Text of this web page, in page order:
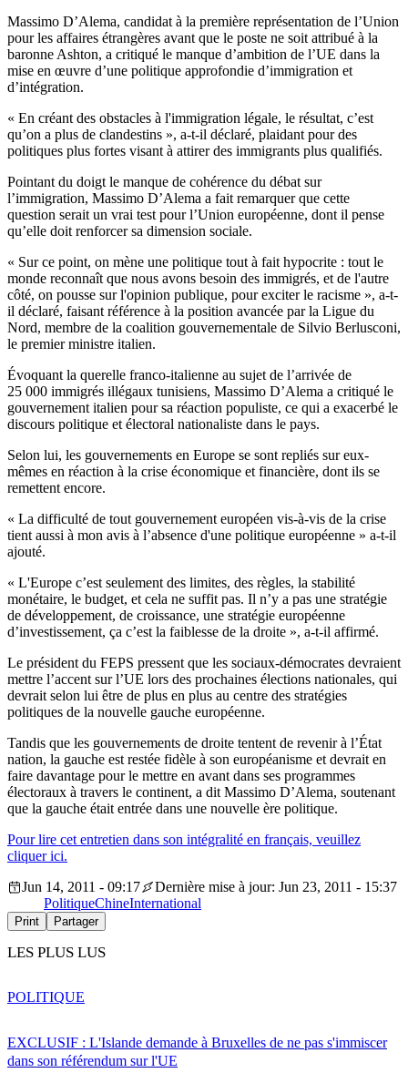
Massimo D’Alema, candidat à la première représentation de l’Union
pour les affaires étrangères avant que le poste ne soit attribué à la
baronne Ashton, a critiqué le manque d’ambition de l’UE dans la
mise en œuvre d’une politique approfondie d’immigration et
d’intégration.
« En créant des obstacles à l'immigration légale, le résultat, c’est
qu’on a plus de clandestins », a-t-il déclaré, plaidant pour des
politiques plus fortes visant à attirer des immigrants plus qualifiés.
Pointant du doigt le manque de cohérence du débat sur
l’immigration, Massimo D’Alema a fait remarquer que cette
question serait un vrai test pour l’Union européenne, dont il pense
qu’elle doit renforcer sa dimension sociale.
« Sur ce point, on mène une politique tout à fait hypocrite : tout le
monde reconnaît que nous avons besoin des immigrés, et de l'autre
côté, on pousse sur l'opinion publique, pour exciter le racisme », a-t-
il déclaré, faisant référence à la position avancée par la Ligue du
Nord, membre de la coalition gouvernementale de Silvio Berlusconi,
le premier ministre italien.
Évoquant la querelle franco-italienne au sujet de l’arrivée de
25 000 immigrés illégaux tunisiens, Massimo D’Alema a critiqué le
gouvernement italien pour sa réaction populiste, ce qui a exacerbé le
discours politique et électoral nationaliste dans le pays.
Selon lui, les gouvernements en Europe se sont repliés sur eux-
mêmes en réaction à la crise économique et financière, dont ils se
remettent encore.
« La difficulté de tout gouvernement européen vis-à-vis de la crise
tient aussi à mon avis à l’absence d'une politique européenne » a-t-il
ajouté.
« L'Europe c’est seulement des limites, des règles, la stabilité
monétaire, le budget, et cela ne suffit pas. Il n’y a pas une stratégie
de développement, de croissance, une stratégie européenne
d’investissement, ça c’est la faiblesse de la droite », a-t-il affirmé.
Le président du FEPS pressent que les sociaux-démocrates devraient
mettre l’accent sur l’UE lors des prochaines élections nationales, qui
devrait selon lui être de plus en plus au centre des stratégies
politiques de la nouvelle gauche européenne.
Tandis que les gouvernements de droite tentent de revenir à l’État
nation, la gauche est restée fidèle à son européanisme et devrait en
faire davantage pour le mettre en avant dans ses programmes
électoraux à travers le continent, a dit Massimo D’Alema, soutenant
que la gauche était entrée dans une nouvelle ère politique.
Pour lire cet entretien dans son intégralité en français, veuillez
cliquer ici.
Jun 14, 2011 - 09:17
Dernière mise à jour: Jun 23, 2011 - 15:37
PolitiqueChineInternational
Print Partager
LES PLUS LUS
EXCLUSIF : L'Islande demande à Bruxelles de ne pas s'immiscer
dans son référendum sur l'UE
POLITIQUE